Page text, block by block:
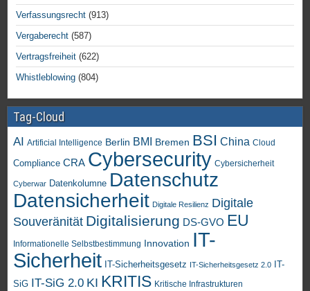
Verfassungsrecht (913)
Vergaberecht (587)
Vertragsfreiheit (622)
Whistleblowing (804)
Tag-Cloud
AI Artificial Intelligence Berlin BMI Bremen BSI China Cloud
Compliance CRA Cybersecurity Cybersicherheit
Cyberwar Datenkolumne Datenschutz
Datensicherheit Digitale Resilienz Digitale
Souveränität Digitalisierung DS-GVO EU
Informationelle Selbstbestimmung Innovation IT-
Sicherheit IT-Sicherheitsgesetz IT-Sicherheitsgesetz 2.0
IT-
SiG IT-SiG 2.0 KI KRITIS Kritische Infrastrukturen